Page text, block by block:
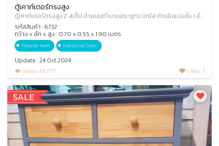
ตู้เคาท์เตอร์ทรงสูง
ตู้เคาท์เตอร์ทรงสูง 2 สเต็ป ด้านบนทำบานประตูกระจกใส ด้านในแบ่งชั้น 1 ชั้น
ช่วงกลางตู้ทำช่องโล่งสำหรั
รหัสสินค้า : 6732
กว้าง x ลึก x สูง : 0.70 x 0.55 x 1.90 เมตร
Popular Item Industrial Color
Update : 24 Oct 2024
Views 49,777
Likes 1